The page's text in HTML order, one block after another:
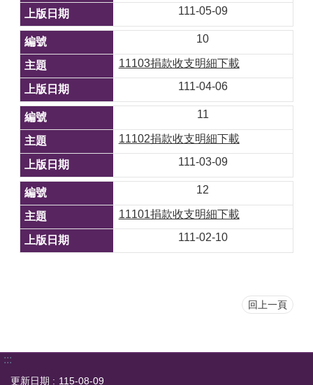
111-05-09
10
11103捐款收支明細下載
111-04-06
11
11102捐款收支明細下載
111-03-09
12
11101捐款收支明細下載
111-02-10
回上一頁
:::
更新日期 115-08-09